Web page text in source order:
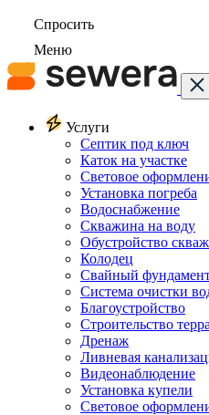
Спросить
Меню
Услуги
Септик под ключ
Каток на участке
Световое
Установка погреба
Водоснабжение
Скважина на воду
Обустройство
Колодец
Свайный
Система очистки
Благоустройство
Строительство
Дренаж
Ливневая
Видеонаблюдение
Установка купели
Световое